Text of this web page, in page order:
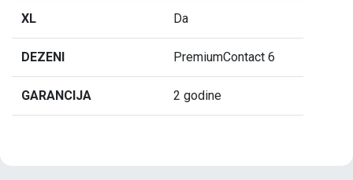
XL Da
DEZENI PremiumContact 6
GARANCIJA 2 godine